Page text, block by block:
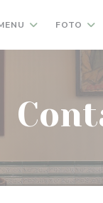
FOTO